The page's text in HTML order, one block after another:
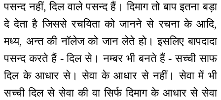
पसन्द नहीं, दिल वाले पसन्द हैं। दिमाग तो बाप इतना बड़ा
दे देता है जिससे रचयिता को जानने से रचना के आदि,
मध्य, अन्त की नॉलेज को जान लेते हो। इसलिए बापदादा
पसन्द करते हैं - दिल से। नम्बर भी बनते हैं - सच्ची साफ
दिल के आधार से। सेवा के आधार से नहीं। सेवा में भी
सच्ची दिल से सेवा की वा सिर्फ दिमाग के आधार से सेवा